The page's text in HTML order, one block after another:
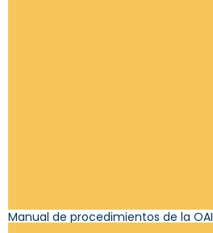
Manual de procedimientos de la OAI